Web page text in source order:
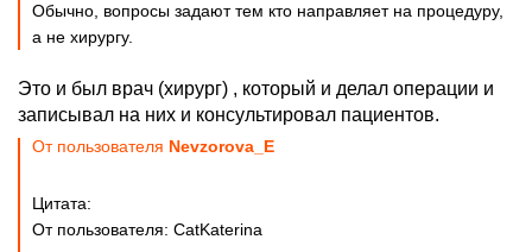
Обычно, вопросы задают тем кто направляет на процедуру,
а не хирургу.
Это и был врач (хирург) , который и делал операции и
записывал на них и консультировал пациентов.
От пользователя Nevzorova_E
Цитата:
От пользователя: CatKaterina